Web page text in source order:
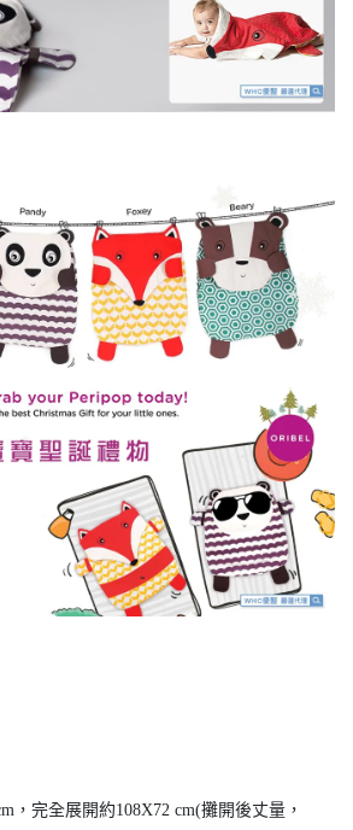
，完全展開約108X72 cm(攤開後丈量，